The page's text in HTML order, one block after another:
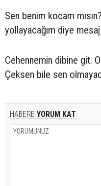
Sen benim kocam
yollayacağım diye
Cehennemin dibine git.
Çeksen bile sen
HABERE YORUM KAT